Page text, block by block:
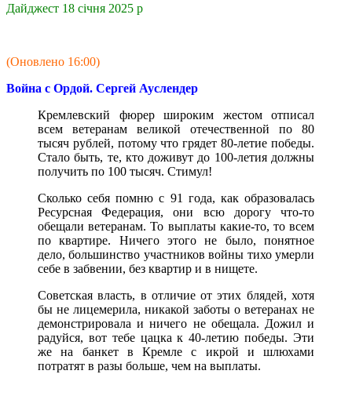
Дайджест 18 січня 2025 р
(Оновлено 16:00)
Война с Ордой. Сергей Ауслендер
Кремлевский фюрер широким жестом отписал
всем ветеранам великой отечественной по 80
тысяч рублей, потому что грядет 80-летие победы.
Стало быть, те, кто доживут до 100-летия должны
получить по 100 тысяч. Стимул!
Сколько себя помню с 91 года, как образовалась
Ресурсная Федерация, они всю дорогу что-то
обещали ветеранам. То выплаты какие-то, то всем
по квартире. Ничего этого не было, понятное
дело, большинство участников войны тихо умерли
себе в забвении, без квартир и в нищете.
Советская власть, в отличие от этих блядей, хотя
бы не лицемерила, никакой заботы о ветеранах не
демонстрировала и ничего не обещала. Дожил и
радуйся, вот тебе цацка к 40-летию победы. Эти
же на банкет в Кремле с икрой и шлюхами
потратят в разы больше, чем на выплаты.